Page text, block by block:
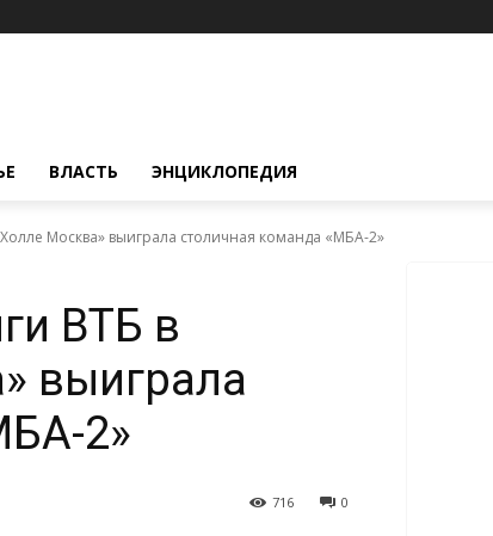
ВЛАСТЬ ЭНЦИКЛОПЕДИЯ
Москва» выиграла столичная команда «МБА-2»
ВТБ в
выиграла
2»
0
716